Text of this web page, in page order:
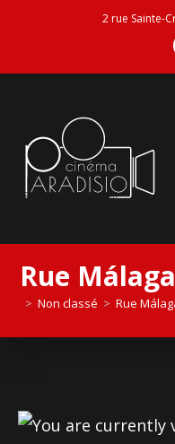
2 rue Sainte-
Rue Málaga
> Non classé > Rue